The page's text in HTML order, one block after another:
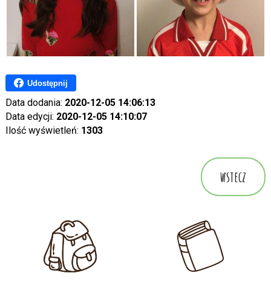
Udostępnij
Data dodania: 2020-12-05 14:06:13
Data edycji: 2020-12-05 14:10:07
Ilość wyświetleń: 1303
wstecz